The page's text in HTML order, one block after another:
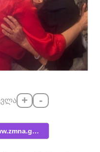
+ -
https://www.zmna.ge/news/mamukas-gardats...